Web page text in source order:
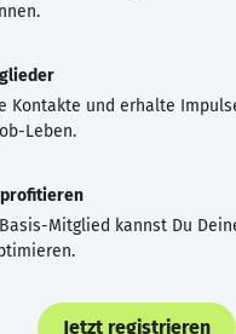
Kontakte und erhalte
Leben.
Mitglied kannst Du
Jetzt registrieren